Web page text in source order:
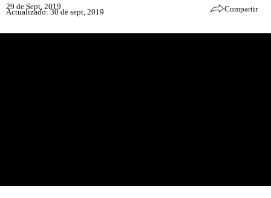
29 de Sept, 2019
Actualizado: 30 de sept, 2019 Compartir